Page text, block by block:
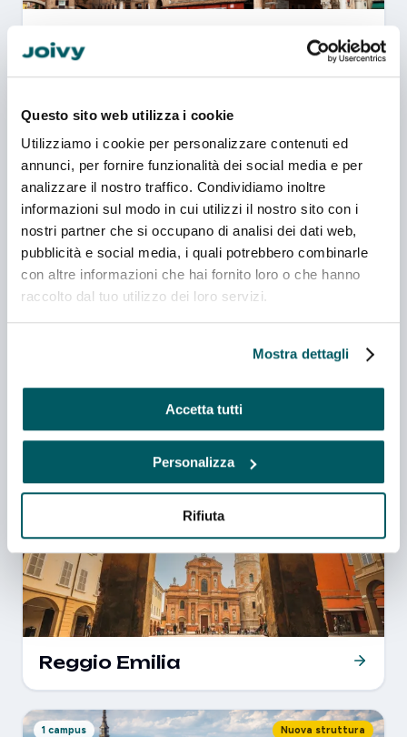
Questo sito web utilizza i cookie
Utilizziamo i cookie per personalizzare contenuti ed
annunci, per fornire funzionalità dei social media e per
analizzare il nostro traffico. Condividiamo inoltre
informazioni sul modo in cui utilizzi il nostro sito con i
nostri partner che si occupano di analisi dei dati web,
pubblicità e social media, i quali potrebbero combinarle
con altre informazioni che hai fornito loro o che hanno
raccolto dal tuo utilizzo dei loro servizi.
Mostra dettagli
Accetta tutti
Personalizza
Rifiuta
Udine
Reggio Emilia
1 campus Nuova struttura